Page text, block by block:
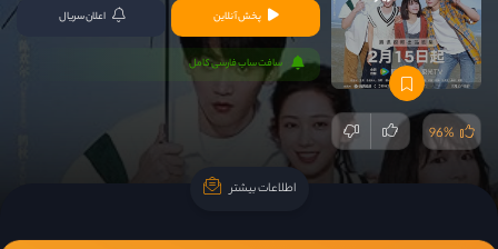
96%
پخش آنلاین اعلان سریال
سافت ساب فارسی کامل
اطلاعات بیشتر